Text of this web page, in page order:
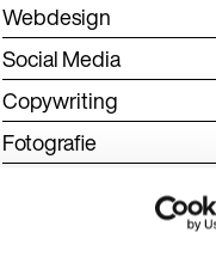
Webdesign
Social Media
Copywriting
Fotografie